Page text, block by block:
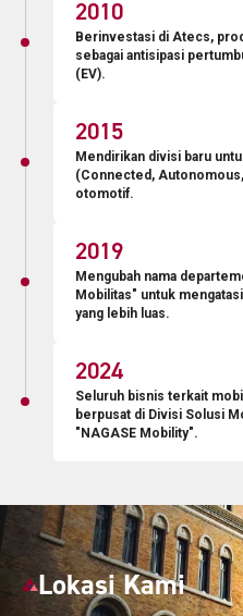
2010
Berinvestasi di Atecs,
sebagai antisipasi
(EV).
2015
Mendirikan divisi baru
(Connected,
otomotif.
2019
Mengubah nama
Mobilitas" untuk
yang lebih luas.
2024
Seluruh bisnis terkait
berpusat di Divisi Solusi
"NAGASE Mobility".
Lokasi Kami